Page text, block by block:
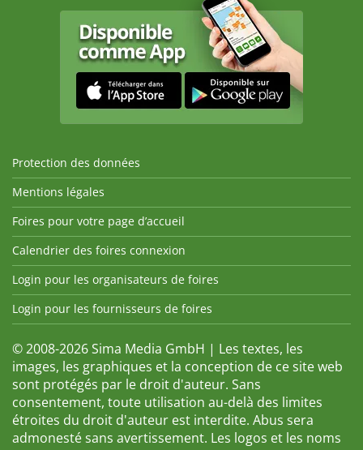
Protection des données
Mentions légales
Foires pour votre page d’accueil
Calendrier des foires connexion
Login pour les organisateurs de foires
Login pour les fournisseurs de foires
© 2008-2026 Sima Media GmbH | Les textes, les
images, les graphiques et la conception de ce site web
sont protégés par le droit d'auteur. Sans
consentement, toute utilisation au-delà des limites
étroites du droit d'auteur est interdite. Abus sera
admonesté sans avertissement. Les logos et les noms